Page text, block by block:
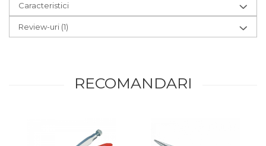
Dispozitive de taiat polistiren
Purificatoare de aer
Caracteristici
Review-uri (1)
RECOMANDARI